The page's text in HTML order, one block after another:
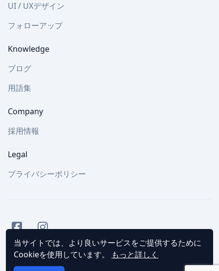
UI / UXデザイン
フォローアップ
Knowledge
ブログ
用語集
Company
採用情報
Legal
プライバシーポリシー
FacebookInstagram
© 2023 Bloomstreet, Inc. All rights reserved.
当サイトでは、より良いサービスをご提供するために
Cookieを使用しています。
もっと詳しく